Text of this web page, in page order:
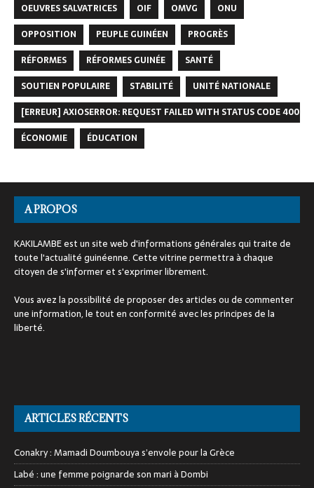
OEUVRES SALVATRICES
OIF OMVG
ONU
OPPOSITION
PEUPLE GUINÉEN
PROGRÈS
RÉFORMES
RÉFORMES GUINÉE
SANTÉ
SOUTIEN POPULAIRE
STABILITÉ
UNITÉ NATIONALE
[ERREUR] AXIOSERROR: REQUEST FAILED WITH STATUS CODE 400
ÉCONOMIE
ÉDUCATION
A PROPOS
KAKILAMBE est un site web d'informations générales qui traite de
toute l'actualité guinéenne. Cette vitrine permettra à chaque
citoyen de s'informer et s'exprimer librement.
Vous avez la possibilité de proposer des articles ou de commenter
une information, le tout en conformité avec les principes de la
liberté.
ARTICLES RÉCENTS
Conakry : Mamadi Doumbouya s’envole pour la Grèce
Labé : une femme poignarde son mari à Dombi